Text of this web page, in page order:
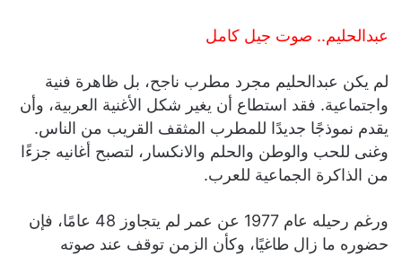
عبدالحليم.. صوت جيل كامل
لم يكن عبدالحليم مجرد مطرب ناجح، بل ظاهرة فنية
واجتماعية. فقد استطاع أن يغير شكل الأغنية العربية، وأن
يقدم نموذجًا جديدًا للمطرب المثقف القريب من الناس.
وغنى للحب والوطن والحلم والانكسار، لتصبح أغانيه جزءًا
من الذاكرة الجماعية للعرب.
ورغم رحيله عام 1977 عن عمر لم يتجاوز 48 عامًا، فإن
حضوره ما زال طاغيًا، وكأن الزمن توقف عند صوته